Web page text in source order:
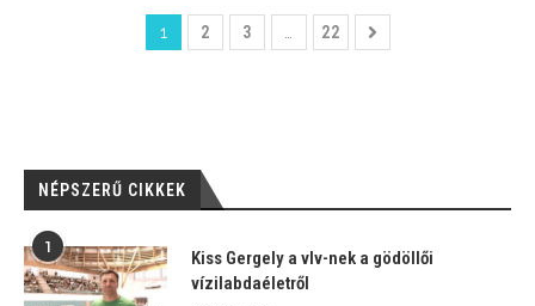
1 2 3 … 22
NÉPSZERŰ CIKKEK
1
Kiss Gergely a vlv-nek a gödöllői
vízilabdaéletről